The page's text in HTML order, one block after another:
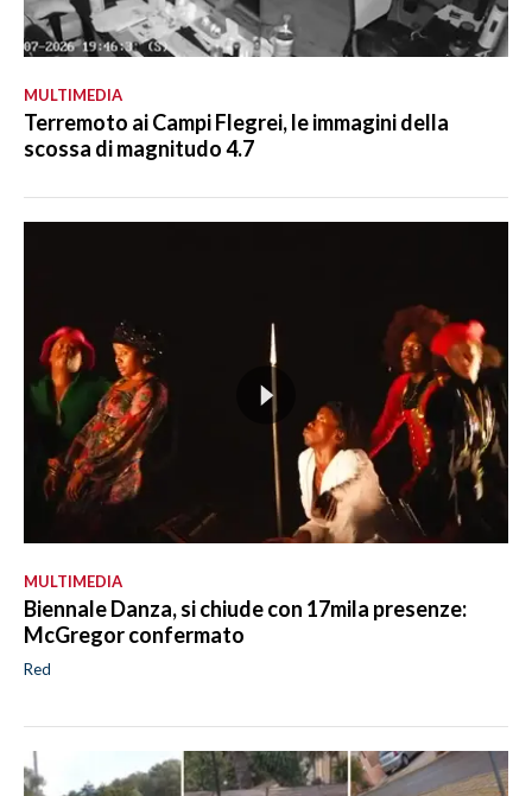
MULTIMEDIA
Terremoto ai Campi Flegrei, le immagini della
scossa di magnitudo 4.7
MULTIMEDIA
Biennale Danza, si chiude con 17mila presenze:
McGregor confermato
Red